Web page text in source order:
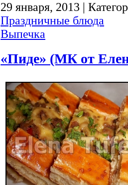
29 января, 2013 |
Праздничные блюда
Выпечка
«Пиде» (МК от